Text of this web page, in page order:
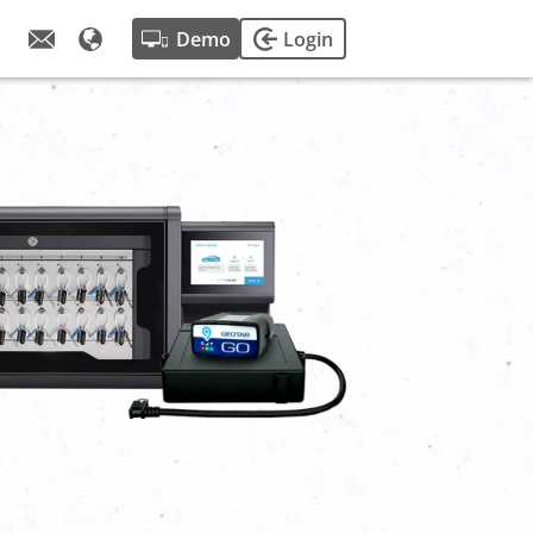
tips van
en missie.
onze
Demo Login